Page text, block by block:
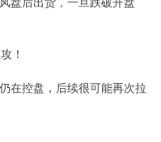
！
在控盘，后续很可能再次拉